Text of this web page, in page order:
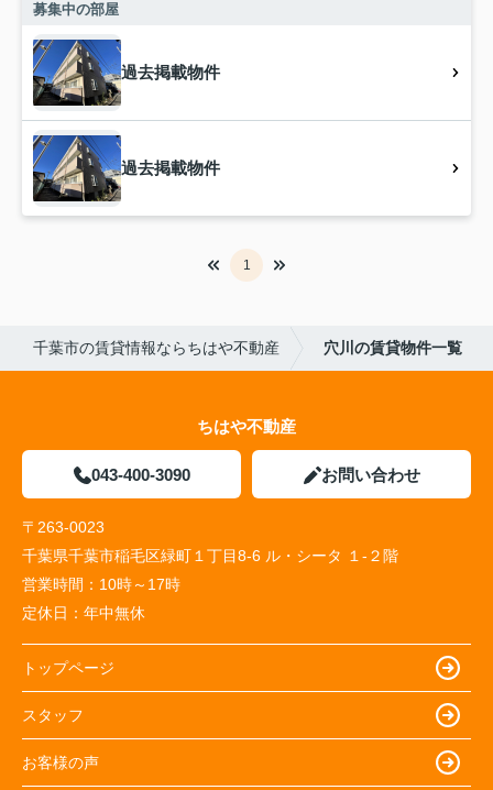
募集中の部屋
過去掲載物件
過去掲載物件
1
千葉市の賃貸情報ならちはや不動産 穴川の賃貸物件一覧
ちはや不動産
043-400-3090 お問い合わせ
〒263-0023
千葉県千葉市稲毛区緑町１丁目8-6 ル・シータ １-２階
営業時間： 10時～17時
定休日： 年中無休
トップページ
スタッフ
お客様の声